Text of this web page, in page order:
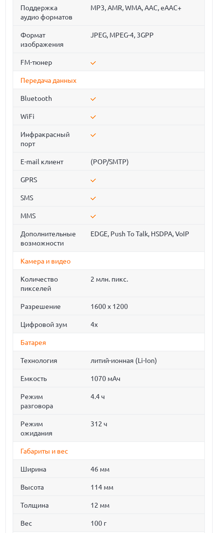
Поддержка
аудио форматов
MP3, AMR, WMA, AAC, eAAC+
Формат
изображения
JPEG, MPEG-4, 3GPP
FM-тюнер
Передача данных
Bluetooth
WiFi
Инфракрасный
порт
E-mail клиент (POP/SMTP)
GPRS
SMS
MMS
Дополнительные
возможности
EDGE, Push To Talk, HSDPA, VoIP
Камера и видео
Количество
пикселей
2 млн. пикс.
Разрешение 1600 x 1200
Цифровой зум 4x
Батарея
Технология литий-ионная (Li-Ion)
Емкость 1070 мАч
Режим
разговора
4.4 ч
Режим
ожидания
312 ч
Габариты и вес
Ширина 46 мм
Высота 114 мм
Толщина 12 мм
Вес 100 г